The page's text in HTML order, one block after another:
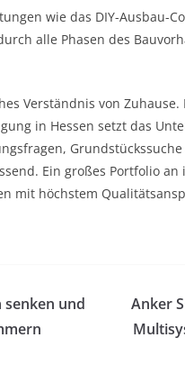
wie das DIY-Ausbau-
alle Phasen des
Verständnis von
in Hessen setzt das
Ein großes Portfolio
mit höchstem
senken und
Anker